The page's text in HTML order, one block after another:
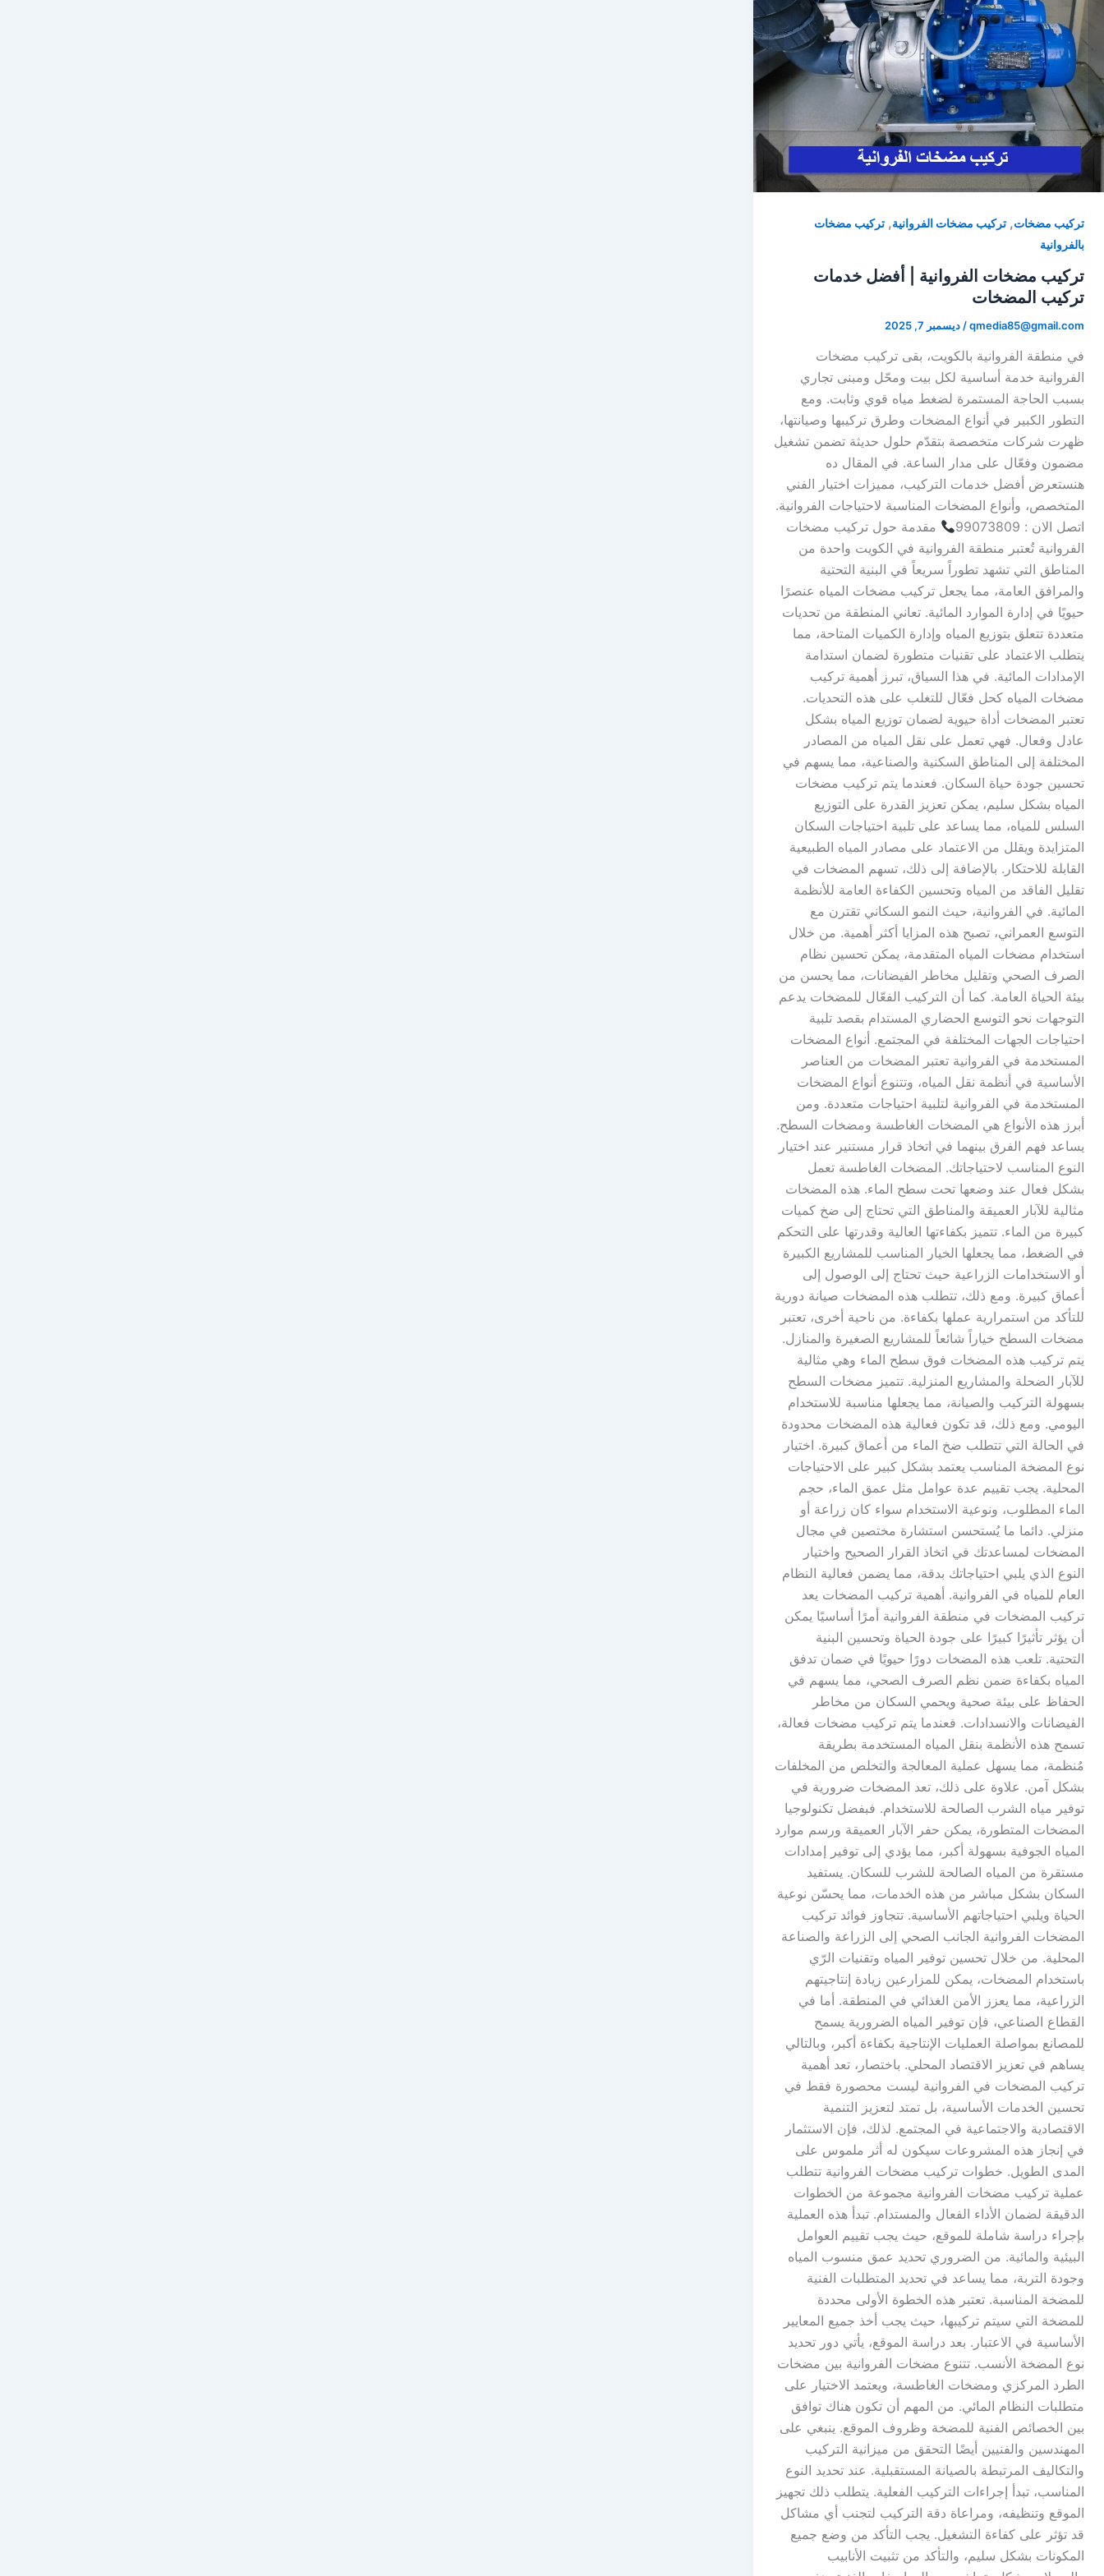
تركيب مضخات, تركيب مضخات الفروانية, تركيب مضخات
بالفروانية
تركيب مضخات الفروانية | أفضل خدمات
تركيب المضخات
qmedia85@gmail.com
/ ديسمبر 7, 2025
في منطقة الفروانية بالكويت، بقى تركيب مضخات
الفروانية خدمة أساسية لكل بيت ومحّل ومبنى تجاري
بسبب الحاجة المستمرة لضغط مياه قوي وثابت. ومع
التطور الكبير في أنواع المضخات وطرق تركيبها وصيانتها،
ظهرت شركات متخصصة بتقدّم حلول حديثة تضمن تشغيل
مضمون وفعّال على مدار الساعة. في المقال ده
هنستعرض أفضل خدمات التركيب، مميزات اختيار الفني
المتخصص، وأنواع المضخات المناسبة لاحتياجات الفروانية.
اتصل الان : 99073809
مقدمة حول تركيب مضخات
الفروانية تُعتبر منطقة الفروانية في الكويت واحدة من
المناطق التي تشهد تطوراً سريعاً في البنية التحتية
والمرافق العامة، مما يجعل تركيب مضخات المياه عنصرًا
حيويًا في إدارة الموارد المائية. تعاني المنطقة من تحديات
متعددة تتعلق بتوزيع المياه وإدارة الكميات المتاحة، مما
يتطلب الاعتماد على تقنيات متطورة لضمان استدامة
الإمدادات المائية. في هذا السياق، تبرز أهمية تركيب
مضخات المياه كحل فعّال للتغلب على هذه التحديات.
تعتبر المضخات أداة حيوية لضمان توزيع المياه بشكل
عادل وفعال. فهي تعمل على نقل المياه من المصادر
المختلفة إلى المناطق السكنية والصناعية، مما يسهم في
تحسين جودة حياة السكان. فعندما يتم تركيب مضخات
المياه بشكل سليم، يمكن تعزيز القدرة على التوزيع
السلس للمياه، مما يساعد على تلبية احتياجات السكان
المتزايدة ويقلل من الاعتماد على مصادر المياه الطبيعية
القابلة للاحتكار. بالإضافة إلى ذلك، تسهم المضخات في
تقليل الفاقد من المياه وتحسين الكفاءة العامة للأنظمة
المائية. في الفروانية، حيث النمو السكاني تقترن مع
التوسع العمراني، تصبح هذه المزايا أكثر أهمية. من خلال
استخدام مضخات المياه المتقدمة، يمكن تحسين نظام
الصرف الصحي وتقليل مخاطر الفيضانات، مما يحسن من
بيئة الحياة العامة. كما أن التركيب الفعّال للمضخات يدعم
التوجهات نحو التوسع الحضاري المستدام بقصد تلبية
احتياجات الجهات المختلفة في المجتمع. أنواع المضخات
المستخدمة في الفروانية تعتبر المضخات من العناصر
الأساسية في أنظمة نقل المياه، وتتنوع أنواع المضخات
المستخدمة في الفروانية لتلبية احتياجات متعددة. ومن
أبرز هذه الأنواع هي المضخات الغاطسة ومضخات السطح.
يساعد فهم الفرق بينهما في اتخاذ قرار مستنير عند اختيار
النوع المناسب لاحتياجاتك. المضخات الغاطسة تعمل
بشكل فعال عند وضعها تحت سطح الماء. هذه المضخات
مثالية للآبار العميقة والمناطق التي تحتاج إلى ضخ كميات
كبيرة من الماء. تتميز بكفاءتها العالية وقدرتها على التحكم
في الضغط، مما يجعلها الخيار المناسب للمشاريع الكبيرة
أو الاستخدامات الزراعية حيث تحتاج إلى الوصول إلى
أعماق كبيرة. ومع ذلك، تتطلب هذه المضخات صيانة دورية
للتأكد من استمرارية عملها بكفاءة. من ناحية أخرى، تعتبر
مضخات السطح خياراً شائعاً للمشاريع الصغيرة والمنازل.
يتم تركيب هذه المضخات فوق سطح الماء وهي مثالية
للآبار الضحلة والمشاريع المنزلية. تتميز مضخات السطح
بسهولة التركيب والصيانة، مما يجعلها مناسبة للاستخدام
اليومي. ومع ذلك، قد تكون فعالية هذه المضخات محدودة
في الحالة التي تتطلب ضخ الماء من أعماق كبيرة. اختيار
نوع المضخة المناسب يعتمد بشكل كبير على الاحتياجات
المحلية. يجب تقييم عدة عوامل مثل عمق الماء، حجم
الماء المطلوب، ونوعية الاستخدام سواء كان زراعة أو
منزلي. دائما ما يُستحسن استشارة مختصين في مجال
المضخات لمساعدتك في اتخاذ القرار الصحيح واختيار
النوع الذي يلبي احتياجاتك بدقة، مما يضمن فعالية النظام
العام للمياه في الفروانية. أهمية تركيب المضخات يعد
تركيب المضخات في منطقة الفروانية أمرًا أساسيًا يمكن
أن يؤثر تأثيرًا كبيرًا على جودة الحياة وتحسين البنية
التحتية. تلعب هذه المضخات دورًا حيويًا في ضمان تدفق
المياه بكفاءة ضمن نظم الصرف الصحي، مما يسهم في
الحفاظ على بيئة صحية ويحمي السكان من مخاطر
الفيضانات والانسدادات. فعندما يتم تركيب مضخات فعالة،
تسمح هذه الأنظمة بنقل المياه المستخدمة بطريقة
مُنظمة، مما يسهل عملية المعالجة والتخلص من المخلفات
بشكل آمن. علاوة على ذلك، تعد المضخات ضرورية في
توفير مياه الشرب الصالحة للاستخدام. فبفضل تكنولوجيا
المضخات المتطورة، يمكن حفر الآبار العميقة ورسم موارد
المياه الجوفية بسهولة أكبر، مما يؤدي إلى توفير إمدادات
مستقرة من المياه الصالحة للشرب للسكان. يستفيد
السكان بشكل مباشر من هذه الخدمات، مما يحسّن نوعية
الحياة ويلبي احتياجاتهم الأساسية. تتجاوز فوائد تركيب
المضخات الفروانية الجانب الصحي إلى الزراعة والصناعة
المحلية. من خلال تحسين توفير المياه وتقنيات الرّي
باستخدام المضخات، يمكن للمزارعين زيادة إنتاجيتهم
الزراعية، مما يعزز الأمن الغذائي في المنطقة. أما في
القطاع الصناعي، فإن توفير المياه الضرورية يسمح
للمصانع بمواصلة العمليات الإنتاجية بكفاءة أكبر، وبالتالي
يساهم في تعزيز الاقتصاد المحلي. باختصار، تعد أهمية
تركيب المضخات في الفروانية ليست محصورة فقط في
تحسين الخدمات الأساسية، بل تمتد لتعزيز التنمية
الاقتصادية والاجتماعية في المجتمع. لذلك، فإن الاستثمار
في إنجاز هذه المشروعات سيكون له أثر ملموس على
المدى الطويل. خطوات تركيب مضخات الفروانية تتطلب
عملية تركيب مضخات الفروانية مجموعة من الخطوات
الدقيقة لضمان الأداء الفعال والمستدام. تبدأ هذه العملية
بإجراء دراسة شاملة للموقع، حيث يجب تقييم العوامل
البيئية والمائية. من الضروري تحديد عمق منسوب المياه
وجودة التربة، مما يساعد في تحديد المتطلبات الفنية
للمضخة المناسبة. تعتبر هذه الخطوة الأولى محددة
للمضخة التي سيتم تركيبها، حيث يجب أخذ جميع المعايير
الأساسية في الاعتبار. بعد دراسة الموقع، يأتي دور تحديد
نوع المضخة الأنسب. تتنوع مضخات الفروانية بين مضخات
الطرد المركزي ومضخات الغاطسة، ويعتمد الاختيار على
متطلبات النظام المائي. من المهم أن تكون هناك توافق
بين الخصائص الفنية للمضخة وظروف الموقع. ينبغي على
المهندسين والفنيين أيضًا التحقق من ميزانية التركيب
والتكاليف المرتبطة بالصيانة المستقبلية. عند تحديد النوع
المناسب، تبدأ إجراءات التركيب الفعلية. يتطلب ذلك تجهيز
الموقع وتنظيفه، ومراعاة دقة التركيب لتجنب أي مشاكل
قد تؤثر على كفاءة التشغيل. يجب التأكد من وضع جميع
المكونات بشكل سليم، والتأكد من تثبيت الأنابيب